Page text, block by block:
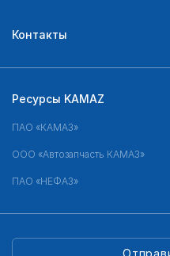
Контакты
Ресурсы KAMAZ
ПАО «КАМАЗ»
ООО «Автозапчасть КАМАЗ»
ПАО «НЕФАЗ»